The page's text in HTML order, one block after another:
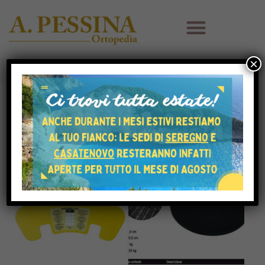
FILTER
HOT HOT
×